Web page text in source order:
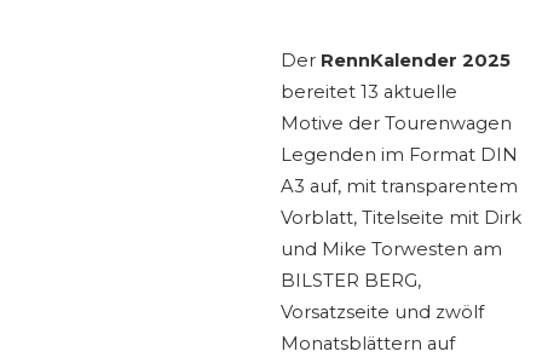
Der RennKalender 2025
bereitet 13 aktuelle
Motive der Tourenwagen
Legenden im Format DIN
A3 auf, mit transparentem
Vorblatt, Titelseite mit Dirk
und Mike Torwesten am
BILSTER BERG,
Vorsatzseite und zwölf
Monatsblättern auf